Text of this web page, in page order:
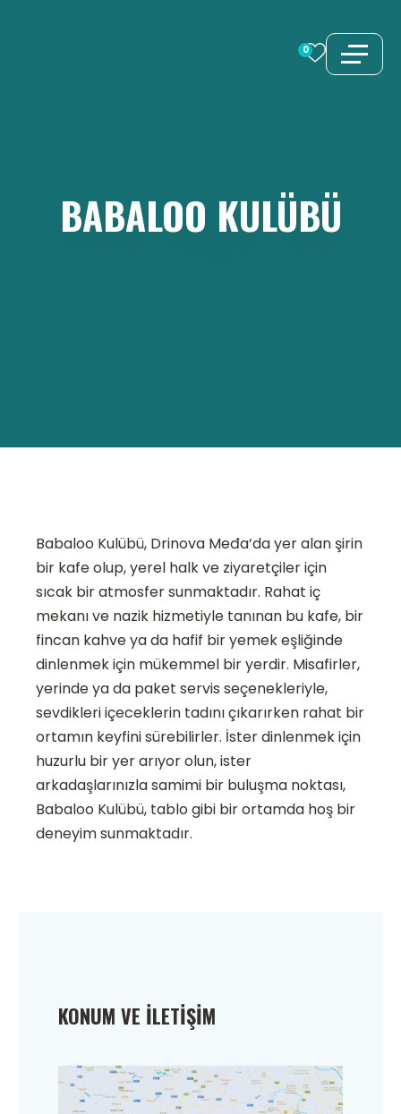
0
BABALOO KULÜBÜ
Babaloo Kulübü, Drinova Međa’da yer alan şirin
bir kafe olup, yerel halk ve ziyaretçiler için
sıcak bir atmosfer sunmaktadır. Rahat iç
mekanı ve nazik hizmetiyle tanınan bu kafe, bir
fincan kahve ya da hafif bir yemek eşliğinde
dinlenmek için mükemmel bir yerdir. Misafirler,
yerinde ya da paket servis seçenekleriyle,
sevdikleri içeceklerin tadını çıkarırken rahat bir
ortamın keyfini sürebilirler. İster dinlenmek için
huzurlu bir yer arıyor olun, ister
arkadaşlarınızla samimi bir buluşma noktası,
Babaloo Kulübü, tablo gibi bir ortamda hoş bir
deneyim sunmaktadır.
KONUM VE İLETIŞIM